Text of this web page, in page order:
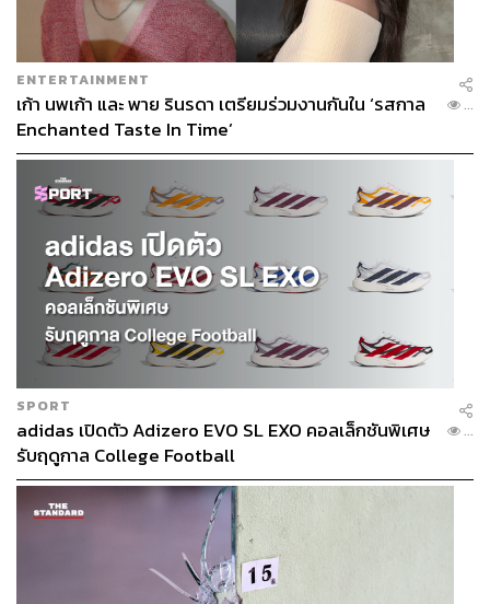
ENTERTAINMENT
เก้า นพเก้า และ พาย รินรดา เตรียมร่วมงานกันใน ‘รสกาล
Enchanted Taste In Time’
...
SPORT
adidas เปิดตัว Adizero EVO SL EXO คอลเล็กชันพิเศษ
รับฤดูกาล College Football
...